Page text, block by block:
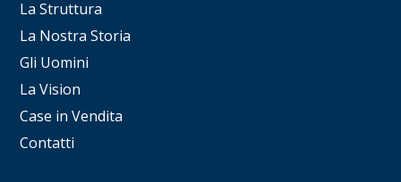
La Struttura
La Nostra Storia
Gli Uomini
La Vision
Case in Vendita
Contatti